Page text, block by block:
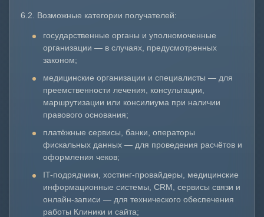
6.2. Возможные категории получателей:
государственные органы и уполномоченные
организации — в случаях, предусмотренных
законом;
медицинские организации и специалисты — для
преемственности лечения, консультации,
маршрутизации или консилиума при наличии
правового основания;
платёжные сервисы, банки, операторы
фискальных данных — для проведения расчётов и
оформления чеков;
IT-подрядчики, хостинг-провайдеры, медицинские
информационные системы, CRM, сервисы связи и
онлайн-записи — для технического обеспечения
работы Клиники и сайта;